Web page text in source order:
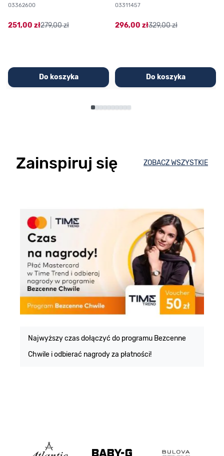
03362600
251,00 zł279,00 zł
Do koszyka
03311457
296,00 zł329,00 zł
Do koszyka
Zainspiruj się ZOBACZ WSZYSTKIE
Najwyższy czas dołączyć do programu Bezcenne
Chwile i odbierać nagrody za płatności!